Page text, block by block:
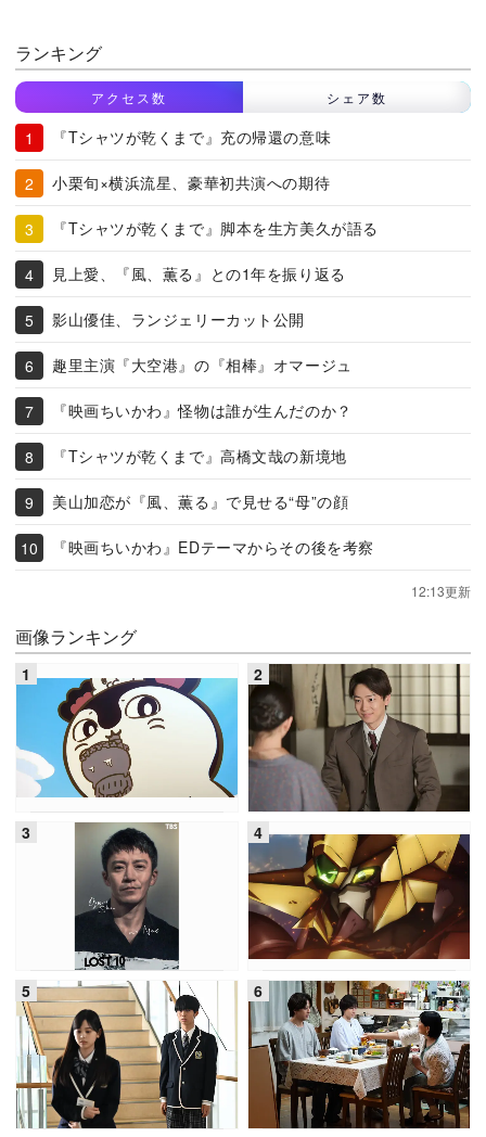
ランキング
アクセス数 シェア数
『Tシャツが乾くまで』充の帰還の意味
小栗旬×横浜流星、豪華初共演への期待
『Tシャツが乾くまで』脚本を生方美久が語る
見上愛、『風、薫る』との1年を振り返る
影山優佳、ランジェリーカット公開
趣里主演『大空港』の『相棒』オマージュ
『映画ちいかわ』怪物は誰が生んだのか？
『Tシャツが乾くまで』高橋文哉の新境地
美山加恋が『風、薫る』で見せる“母”の顔
『映画ちいかわ』EDテーマからその後を考察
12:13更新
画像ランキング